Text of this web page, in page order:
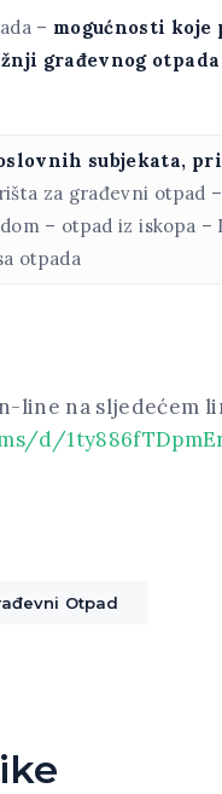
– mogućnosti koje
građevnog
subjekata,
za građevni otpad
– otpad iz iskopa –
otpada
line na sljedećem
d/
Otpad